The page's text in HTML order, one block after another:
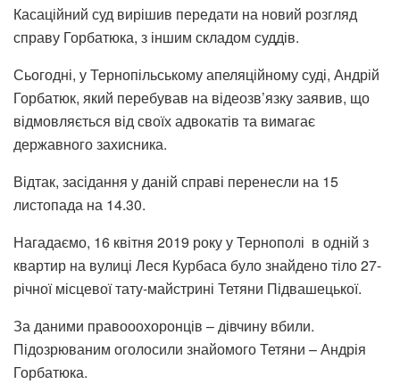
Касаційний суд вирішив передати на новий розгляд
справу Горбатюка, з іншим складом суддів.
Сьогодні, у Тернопільському апеляційному суді, Андрій
Горбатюк, який перебував на відеозв’язку заявив, що
відмовляється від своїх адвокатів та вимагає
державного захисника.
Відтак, засідання у даній справі перенесли на 15
листопада на 14.30.
Нагадаємо, 16 квітня 2019 року у Тернополі в одній з
квартир на вулиці Леся Курбаса було знайдено тіло 27-
річної місцевої тату-майстрині Тетяни Підвашецької.
За даними правооохоронців – дівчину вбили.
Підозрюваним оголосили знайомого Тетяни – Андрія
Горбатюка.